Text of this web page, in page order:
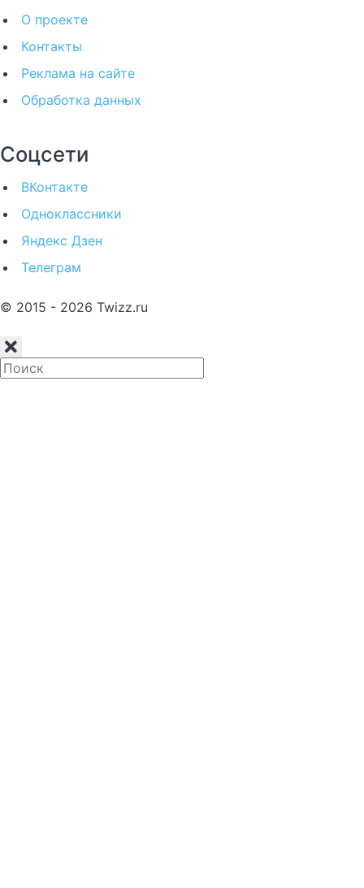
О проекте
Контакты
Реклама на сайте
Обработка данных
Соцсети
ВКонтакте
Одноклассники
Яндекс Дзен
Телеграм
© 2015 - 2026 Twizz.ru